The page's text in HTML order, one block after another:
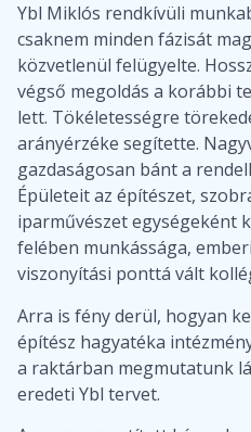
Ybl Miklós rendkívüli
csaknem minden fázisát
közvetlenül felügyelte.
végső megoldás a korábbi
lett. Tökéletességre
arányérzéke segítette.
gazdaságosan bánt a
Épületeit az építészet,
iparművészet egységeként
felében munkássága,
viszonyítási ponttá vált
Arra is fény derül, hogyan
építész hagyatéka
a raktárban megmutatunk
eredeti Ybl tervet.